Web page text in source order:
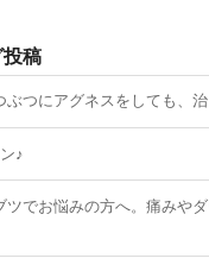
稿
ぶつにアグネスをしても、
♪
ツでお悩みの方へ。痛みや